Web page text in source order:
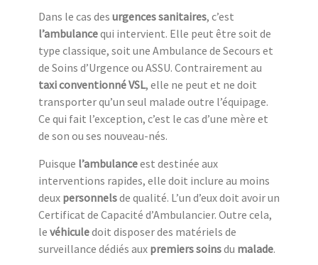
Dans le cas des urgences sanitaires, c’est
l’ambulancequi intervient. Elle peut être soit de
type classique, soit une Ambulance de Secours et
de Soins d’Urgence ou ASSU. Contrairement au
taxi conventionné VSL, elle ne peut et ne doit
transporter qu’un seul malade outre l’équipage.
Ce qui fait l’exception, c’est le cas d’une mère et
de son ou ses nouveau-nés.
Puisque l’ambulanceest destinée aux
interventions rapides, elle doit inclure au moins
deux personnelsde qualité. L’un d’eux doit avoir un
Certificat de Capacité d’Ambulancier. Outre cela,
le véhiculedoit disposer des matériels de
surveillance dédiés aux premiers soinsdu malade.